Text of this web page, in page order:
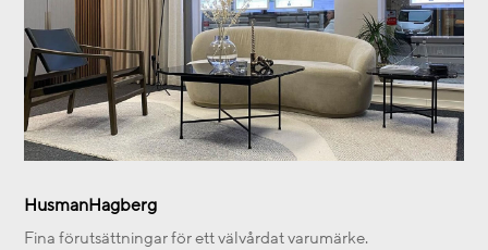
HusmanHagberg
Fina förutsättningar för ett välvårdat varumärke.